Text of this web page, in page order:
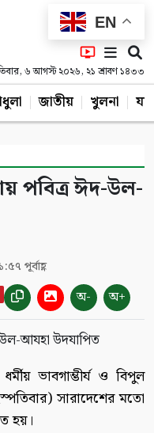
EN
৬ আগস্ট ২০২৬, ২১ শ্রাবণ ১৪৩৩
জাতীয় খুলনা
পবিত্র ঈদ-উল-
পূর্বাহ্ণ
অ- অ+
ভাবগাম্ভীর্য ও বিপুল
সারাদেশের মতো
হয়।